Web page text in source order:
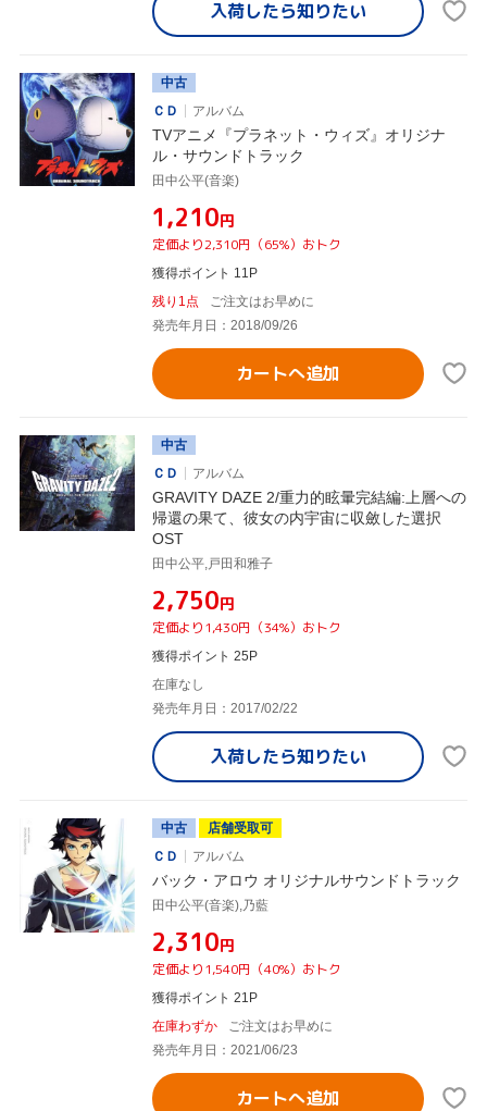
入荷したら知りたい
中古
ＣＤ
アルバム
TVアニメ『プラネット・ウィズ』オリジナ
ル・サウンドトラック
田中公平(音楽)
¥1,210円
定価より2,310円（65%）おトク
獲得ポイント 11P
残り1点
ご注文はお早めに
発売年月日：2018/09/26
カートへ追加
中古
ＣＤ
アルバム
GRAVITY DAZE 2/重力的眩暈完結編:上層への
帰還の果て、彼女の内宇宙に収斂した選択
OST
田中公平,戸田和雅子
¥2,750円
定価より1,430円（34%）おトク
獲得ポイント 25P
在庫なし
発売年月日：2017/02/22
入荷したら知りたい
中古
店舗受取可
ＣＤ
アルバム
バック・アロウ オリジナルサウンドトラック
田中公平(音楽),乃藍
¥2,310円
定価より1,540円（40%）おトク
獲得ポイント 21P
在庫わずか
ご注文はお早めに
発売年月日：2021/06/23
カートへ追加